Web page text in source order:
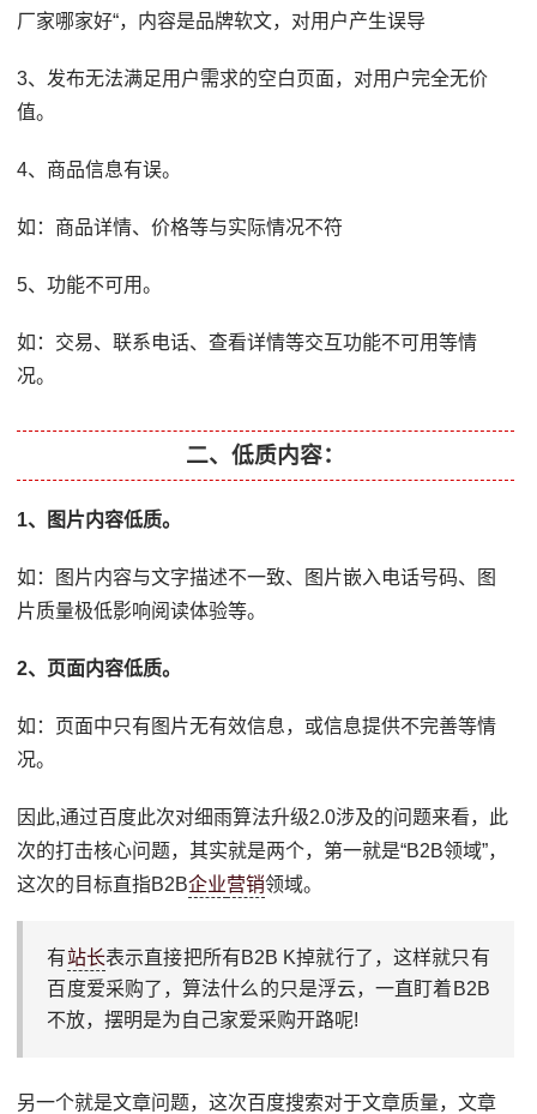
厂家哪家好“，内容是品牌软文，对用户产生误导
3、发布无法满足用户需求的空白页面，对用户完全无价
值。
4、商品信息有误。
如：商品详情、价格等与实际情况不符
5、功能不可用。
如：交易、联系电话、查看详情等交互功能不可用等情
况。
二、低质内容：
1、图片内容低质。
如：图片内容与文字描述不一致、图片嵌入电话号码、图
片质量极低影响阅读体验等。
2、页面内容低质。
如：页面中只有图片无有效信息，或信息提供不完善等情
况。
因此,通过百度此次对细雨算法升级2.0涉及的问题来看，此
次的打击核心问题，其实就是两个，第一就是“B2B领域”，
这次的目标直指B2B企业营销领域。
有站长表示直接把所有B2B K掉就行了，这样就只有
百度爱采购了，算法什么的只是浮云，一直盯着B2B
不放，摆明是为自己家爱采购开路呢!
另一个就是文章问题，这次百度搜索对于文章质量，文章